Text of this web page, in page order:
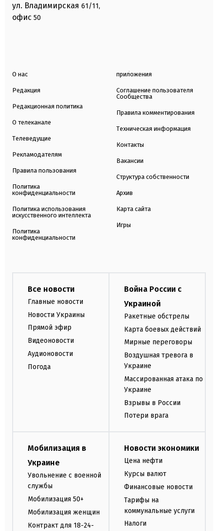
ул. Владимирская 61/11,
офис 50
О нас
Редакция
Редакционная политика
О телеканале
Телеведущие
Рекламодателям
Правила пользования
Политика
конфиденциальности
Политика использования
искусственного интеллекта
Политика
конфиденциальности
приложения
Соглашение пользователя
Сообщества
Правила комментирования
Техническая информация
Контакты
Вакансии
Структура собственности
Архив
Карта сайта
Игры
Все новости
Главные новости
Новости Украины
Прямой эфир
Видеоновости
Аудионовости
Погода
Война России с
Украиной
Ракетные обстрелы
Карта боевых действий
Мирные переговоры
Воздушная тревога в
Украине
Массированная атака по
Украине
Взрывы в России
Потери врага
Мобилизация в
Украине
Увольнение с военной
службы
Мобилизация 50+
Мобилизация женщин
Контракт для 18-24-
Новости экономики
Цена нефти
Курсы валют
Финансовые новости
Тарифы на
коммунальные услуги
Налоги